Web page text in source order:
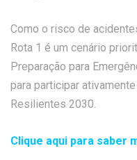
Como o risco de
Rota 1 é um cenário
Preparação para
para participar
Resilientes 2030.
Clique aqui para saber